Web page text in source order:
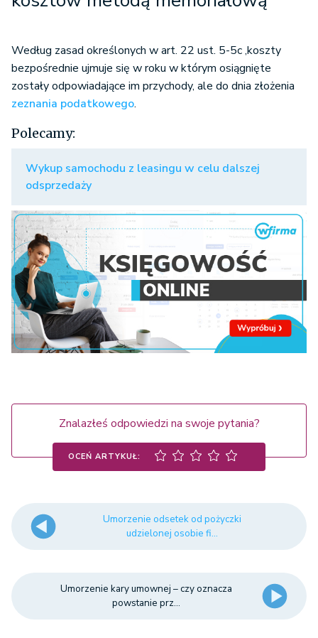
Według zasad określonych w art. 22 ust. 5-5c ,koszty
bezpośrednie ujmuje się w roku w którym osiągnięte
zostały odpowiadające im przychody, ale do dnia złożenia
zeznania podatkowego.
Polecamy:
Wykup samochodu z leasingu w celu dalszej
odsprzedaży
Znalazłeś odpowiedzi na swoje pytania?
OCEŃ ARTYKUŁ:
Umorzenie odsetek od pożyczki
udzielonej osobie fi...
Umorzenie kary umownej – czy oznacza
powstanie prz...